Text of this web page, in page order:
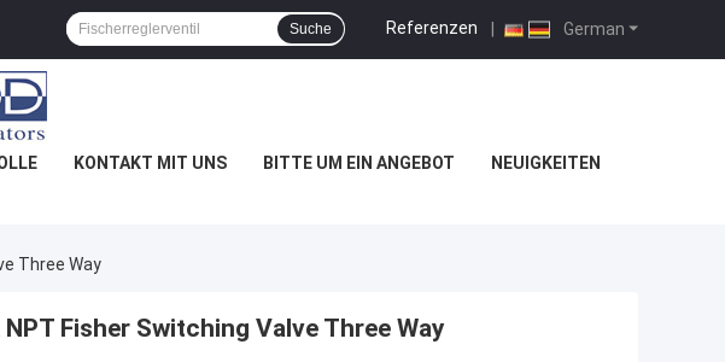
German
Referenzen |
Suche
KONTAKT MIT UNS BITTE UM EIN ANGEBOT NEUIGKEITEN
Three Way
Fisher Switching Valve Three Way